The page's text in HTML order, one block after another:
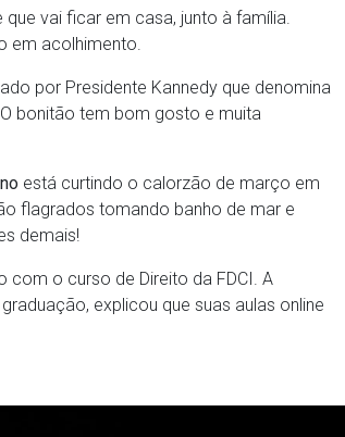
que vai ficar em casa, junto à família.
em acolhimento.
por Presidente Kannedy que denomina
O bonitão tem bom gosto e muita
está curtindo o calorzão de março em
flagrados tomando banho de mar e
demais!
com o curso de Direito da FDCI. A
explicou que suas aulas online